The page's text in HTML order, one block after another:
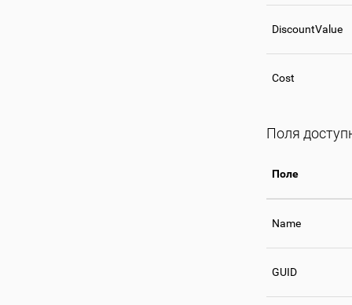
DiscountValue
Cost
Поля
Поле
Name
GUID